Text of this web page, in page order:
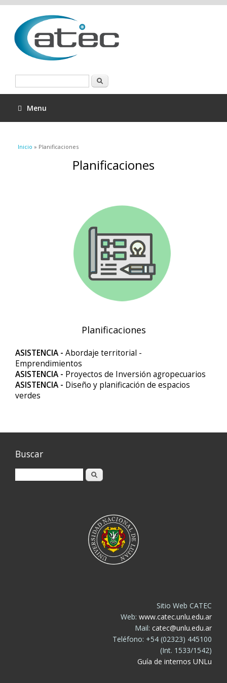
Menu
Se encuentra usted aquí
Inicio » Planificaciones
Planificaciones
Planificaciones
ASISTENCIA - Abordaje territorial -
Emprendimientos
ASISTENCIA - Proyectos de Inversión agropecuarios
ASISTENCIA - Diseño y planificación de espacios
verdes
Buscar
Buscar
Sitio Web CATEC
Web: www.catec.unlu.edu.ar
Mail: catec@unlu.edu.ar
Teléfono: +54 (02323) 445100
(Int. 1533/1542)
Guía de internos UNLu